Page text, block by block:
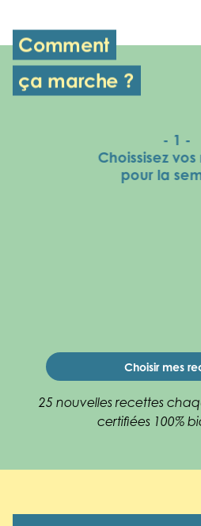
Comment
ça marche ?
- 1 -
Choissisez
pour la
Choisir mes
25 nouvelles recettes
certifiées 100%